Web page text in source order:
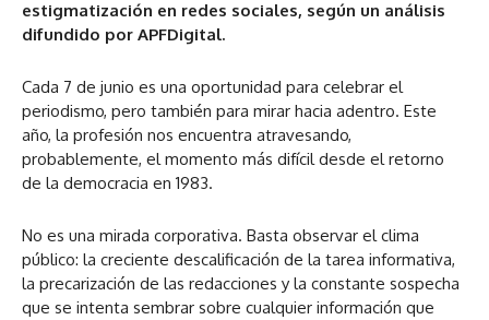
estigmatización en redes sociales, según un análisis
difundido por APFDigital.
Cada 7 de junio es una oportunidad para celebrar el
periodismo, pero también para mirar hacia adentro. Este
año, la profesión nos encuentra atravesando,
probablemente, el momento más difícil desde el retorno
de la democracia en 1983.
No es una mirada corporativa. Basta observar el clima
público: la creciente descalificación de la tarea informativa,
la precarización de las redacciones y la constante sospecha
que se intenta sembrar sobre cualquier información que